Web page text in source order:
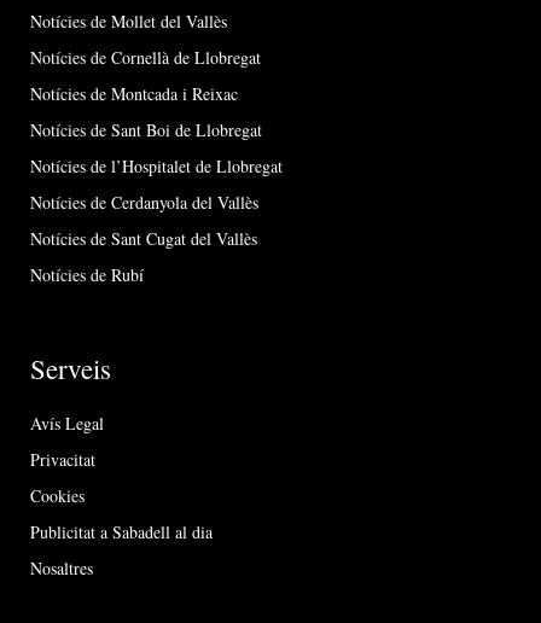
Notícies de Mollet del Vallès
Notícies de Cornellà de Llobregat
Notícies de Montcada i Reixac
Notícies de Sant Boi de Llobregat
Notícies de l’Hospitalet de Llobregat
Notícies de Cerdanyola del Vallès
Notícies de Sant Cugat del Vallès
Notícies de Rubí
Serveis
Avís Legal
Privacitat
Cookies
Publicitat a Sabadell al dia
Nosaltres